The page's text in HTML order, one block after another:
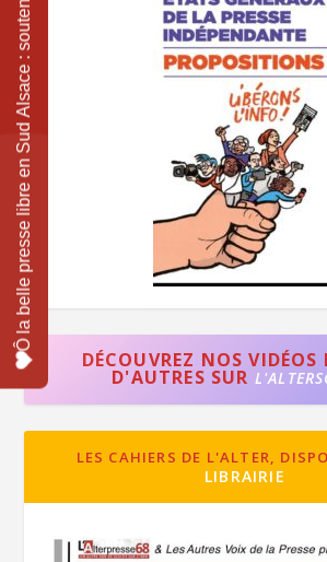
DÉCOUVREZ NOS
D'AUTRES SUR
LES CAHIERS DE L'ALTER,
LIBRAIRIE